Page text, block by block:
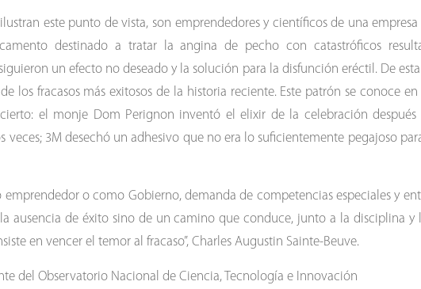
este punto de vista, son emprendedores y científicos de una
destinado a tratar la angina de pecho con catastróficos
un efecto no deseado y la solución para la disfunción eréctil. De
los fracasos más exitosos de la historia reciente. Este patrón se conoce
el monje Dom Perignon inventó el elixir de la celebración después
veces; 3M desechó un adhesivo que no era lo suficientemente pegajoso
emprendedor o como Gobierno, demanda de competencias especiales y
ausencia de éxito sino de un camino que conduce, junto a la disciplina y
en vencer el temor al fracaso”, Charles Augustin Sainte-Beuve.
del Observatorio Nacional de Ciencia, Tecnología e Innovación